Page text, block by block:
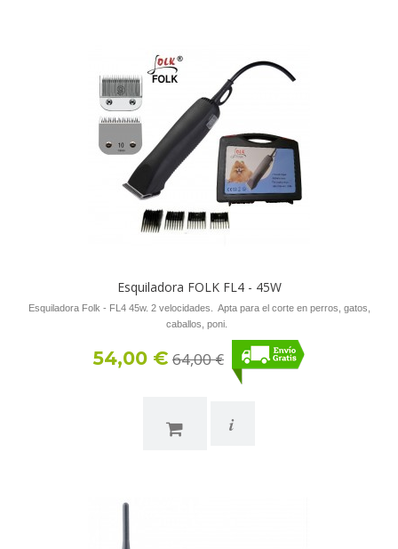
Esquiladora FOLK FL4 - 45W
Esquiladora Folk - FL4 45w. 2 velocidades. Apta para el corte en perros, gatos,
caballos, poni.
54,00 € 64,00 €
i